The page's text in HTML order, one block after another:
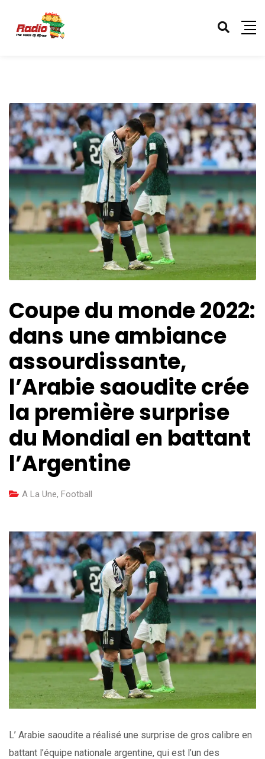
Coupe du monde 2022:
dans une ambiance
assourdissante,
l’Arabie saoudite crée
la première surprise
du Mondial en battant
l’Argentine
A La Une, Football
L’ Arabie saoudite a réalisé une surprise de gros calibre en
battant l’équipe nationale argentine, qui est l’un des